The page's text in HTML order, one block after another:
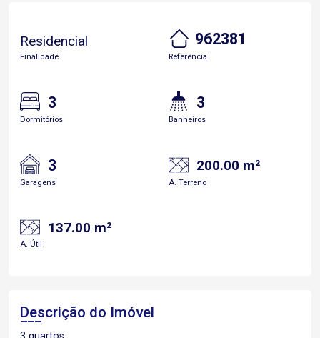
Residencial
Finalidade
962381
Referência
3
Dormitórios
3
Banheiros
3
Garagens
200.00 m²
A. Terreno
137.00 m²
A. Útil
Descrição do Imóvel